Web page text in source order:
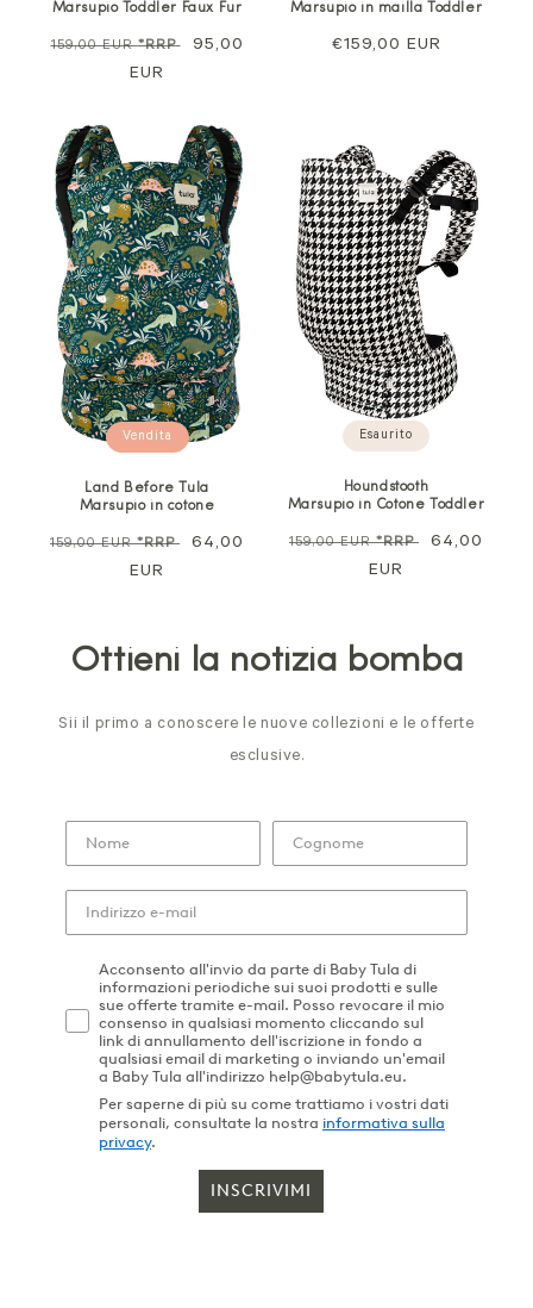
Marsupio Toddler Faux Fur
Prezzo
159,00 EUR*RRP
Prezzo
95,00
EUR
Marsupio in mailla Toddler
Prezzo
€159,00 EUR
Vendita
Land Before Tula
Marsupio in cotone
Prezzo
159,00 EUR*RRP
Prezzo
64,00
EUR
Esaurito
Houndstooth
Marsupio in Cotone Toddler
Prezzo
159,00 EUR*RRP
Prezzo
64,00
EUR
Ottieni la notizia bomba
Sii il primo a conoscere le nuove collezioni e le offerte
esclusive.
Acconsento all'invio da parte di Baby Tula di
informazioni periodiche sui suoi prodotti e sulle
sue offerte tramite e-mail. Posso revocare il mio
consenso in qualsiasi momento cliccando sul
link di annullamento dell'iscrizione in fondo a
qualsiasi email di marketing o inviando un'email
a Baby Tula all'indirizzo help@babytula.eu.
Per saperne di più su come trattiamo i vostri dati
personali, consultate la nostra informativa sulla
privacy.
INSCRIVIMI